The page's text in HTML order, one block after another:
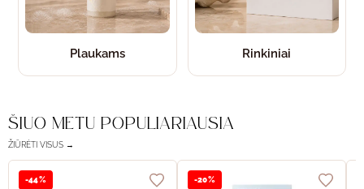
Plaukams Rinkiniai
ŠIUO METU POPULIARIAUSIA
ŽIŪRĖTI VISUS →
-44% -20%